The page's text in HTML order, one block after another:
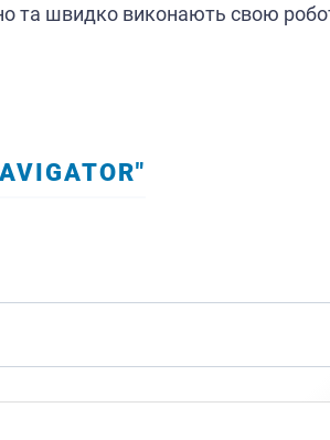
та швидко виконають свою
в наявності так і під
органи.
бутиків, аптек, кафе),